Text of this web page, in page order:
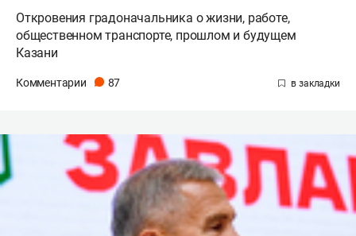
Откровения градоначальника о жизни, работе,
общественном транспорте, прошлом и будущем
Казани
Комментарии 87